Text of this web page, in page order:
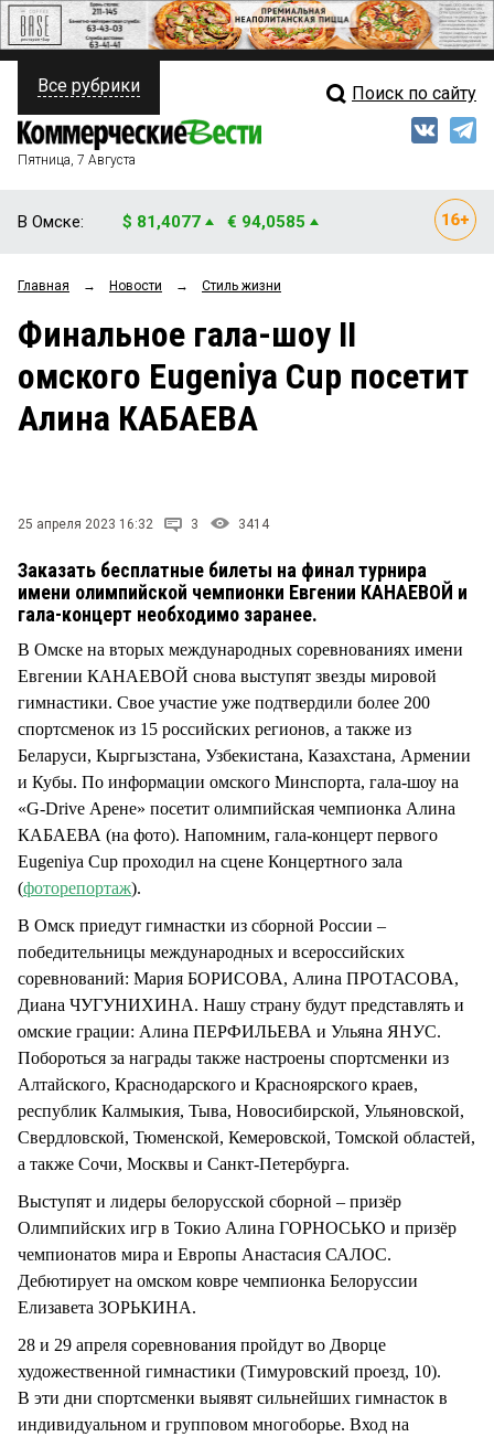
ПОЛИТИКА
ФИНАНСЫ
ОБЩЕСТВО
ЗАКОН
НОВОСТИ КОМПАНИЙ
Свежий выпуск
Рейтинги
Блоги
Все рубрики Поиск по сайту
Пятница, 7 Августа
В Омске: $ 81,4077 € 94,0585
Главная → Новости → Стиль жизни
Финальное гала-шоу II
омского Eugeniya Cup посетит
Алина КАБАЕВА
25 апреля 2023 16:32 3 3414
Заказать бесплатные билеты на финал турнира
имени олимпийской чемпионки Евгении КАНАЕВОЙ и
гала-концерт необходимо заранее.
В Омске на вторых международных соревнованиях имени
Евгении КАНАЕВОЙ снова выступят звезды мировой
гимнастики. Свое участие уже подтвердили более 200
спортсменок из 15 российских регионов, а также из
Беларуси, Кыргызстана, Узбекистана, Казахстана, Армении
и Кубы. По информации омского Минспорта, гала-шоу на
«G-Drive Арене» посетит олимпийская чемпионка Алина
КАБАЕВА (на фото). Напомним, гала-концерт первого
Eugeniya Cup проходил на сцене Концертного зала
(фоторепортаж).
В Омск приедут гимнастки из сборной России –
победительницы международных и всероссийских
соревнований: Мария БОРИСОВА, Алина ПРОТАСОВА,
Диана ЧУГУНИХИНА. Нашу страну будут представлять и
омские грации: Алина ПЕРФИЛЬЕВА и Ульяна ЯНУС.
Побороться за награды также настроены спортсменки из
Алтайского, Краснодарского и Красноярского краев,
республик Калмыкия, Тыва, Новосибирской, Ульяновской,
Свердловской, Тюменской, Кемеровской, Томской областей,
а также Сочи, Москвы и Санкт-Петербурга.
Выступят и лидеры белорусской сборной – призёр
Олимпийских игр в Токио Алина ГОРНОСЬКО и призёр
чемпионатов мира и Европы Анастасия САЛОС.
Дебютирует на омском ковре чемпионка Белоруссии
Елизавета ЗОРЬКИНА.
28 и 29 апреля соревнования пройдут во Дворце
художественной гимнастики (Тимуровский проезд, 10).
В эти дни спортсменки выявят сильнейших гимнасток в
индивидуальном и групповом многоборье. Вход на